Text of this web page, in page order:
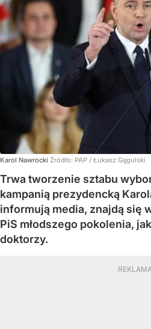
Karol Nawrocki Źródło: PAP / Łukasz Gągulski
Trwa tworzenie sztabu
kampanią prezydencką
informują media, znajdą się
PiS młodszego pokolenia,
doktorzy.